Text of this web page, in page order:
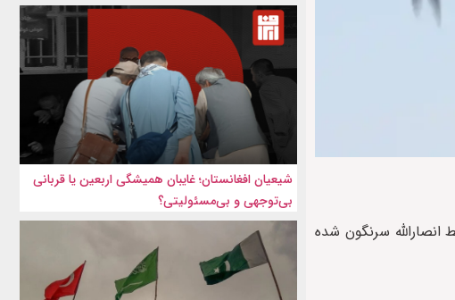
سرنگون شده
شیعیان افغانستان؛ غایبان همیشگی اربعین یا قربانی
بی‌توجهی و بی‌مسئولیتی؟